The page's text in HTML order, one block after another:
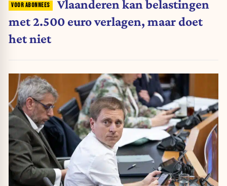
Vlaanderen kan belastingen
met 2.500 euro verlagen, maar doet
het niet